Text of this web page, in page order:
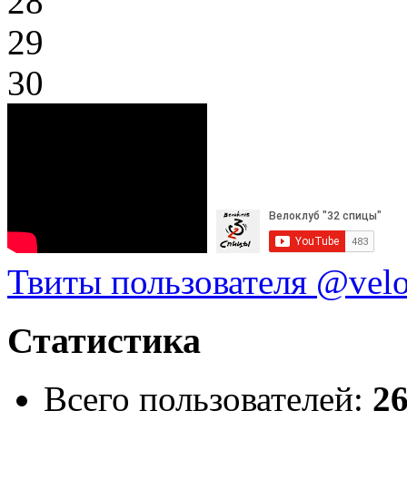
29
30
Твиты пользователя
Статистика
Всего пользователей: